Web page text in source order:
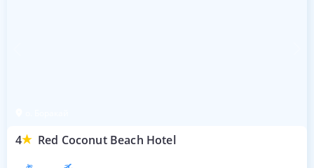
4 Red Coconut Beach Hotel